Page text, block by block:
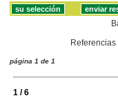
página 1 de 1
1 / 6